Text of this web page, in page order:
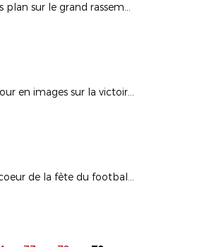
Gros plan sur le grand rassemblement fillofoot
Retour en images sur la victoire de Torcy
Au coeur de la fête du football ultra-marin, le sacre de l'US Nett en images